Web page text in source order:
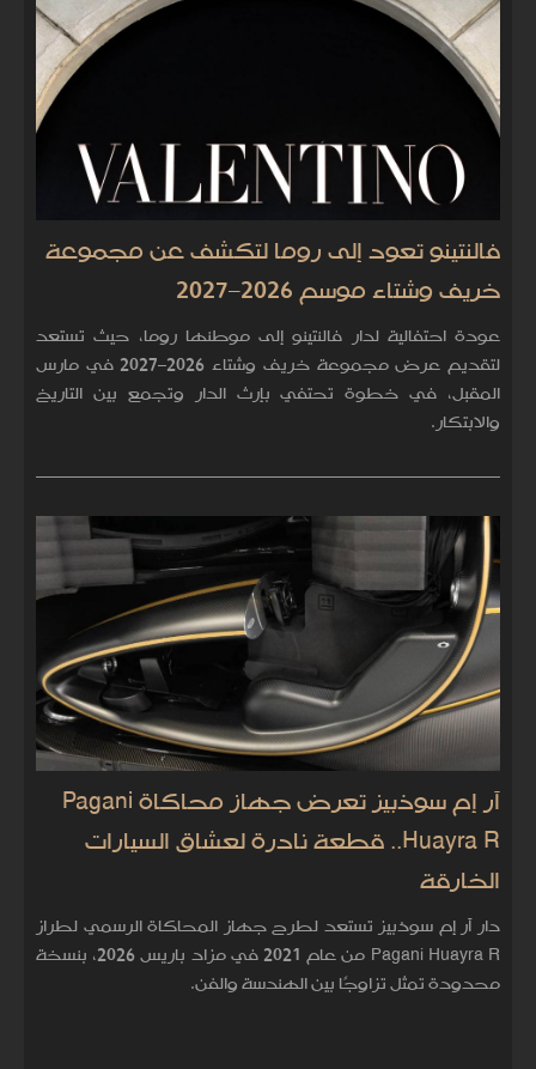
فالنتينو تعود إلى روما لتكشف عن مجموعة
خريف وشتاء موسم 2026–2027
عودة احتفالية لدار فالنتينو إلى موطنها روما، حيث تستعد
لتقديم عرض مجموعة خريف وشتاء 2026–2027 في مارس
المقبل، في خطوة تحتفي بإرث الدار وتجمع بين التاريخ
والابتكار.
آر إم سوذبيز تعرض جهاز محاكاة Pagani
Huayra R.. قطعة نادرة لعشاق السيارات
الخارقة
دار آر إم سوذبيز تستعد لطرح جهاز المحاكاة الرسمي لطراز
Pagani Huayra R من عام 2021 في مزاد باريس 2026، بنسخة
محدودة تمثل تزاوجًا بين الهندسة والفن.